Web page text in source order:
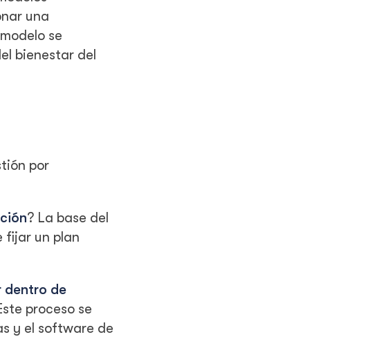
una
se
bienestar del
por
? La base del
fijar un plan
dentro de
proceso se
y el software de